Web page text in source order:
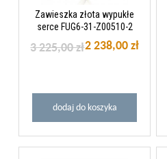
Zawieszka złota wypukłe
serce FUG6-31-Z00510-2
2 238,00 zł
3 225,00 zł
dodaj do koszyka